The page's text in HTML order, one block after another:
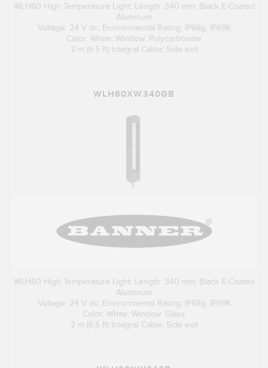
WLH60 High Temperature Light; Length: 340 mm; Black E-Coated
Aluminum
Voltage: 24 V dc; Environmental Rating: IP68g, IP69K
Color: White; Window: Polycarbonate
2 m (6.5 ft) Integral Cable; Side exit
WLH60XW340GB
WLH60 High Temperature Light; Length: 340 mm; Black E-Coated
Aluminum
Voltage: 24 V dc; Environmental Rating: IP68g, IP69K
Color: White; Window: Glass
2 m (6.5 ft) Integral Cable; Side exit